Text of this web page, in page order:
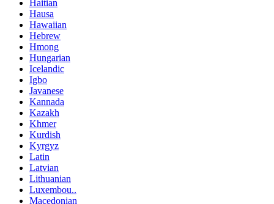
Haitian
Hausa
Hawaiian
Hebrew
Hmong
Hungarian
Icelandic
Igbo
Javanese
Kannada
Kazakh
Khmer
Kurdish
Kyrgyz
Latin
Latvian
Lithuanian
Luxembou..
Macedonian